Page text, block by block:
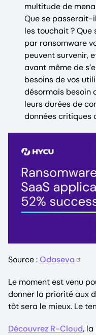
multitude de
Que se passerait-
les touchait ?
par ransomware
peuvent survenir,
avant même de
besoins de vos
désormais besoin
leurs durées de
données critiques
Source :Odaseva
Le moment est venu
donner la priorité aux
tôt sera le mieux. Le
Découvrez R-Cloud,